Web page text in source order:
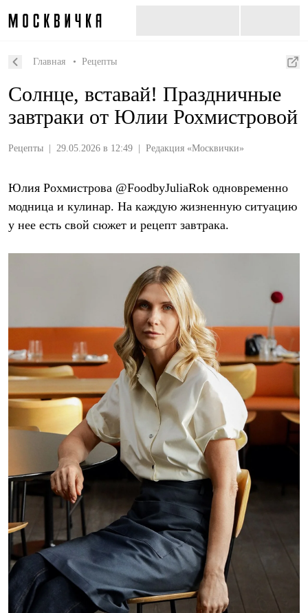
Главная Рецепты
Солнце, вставай! Праздничные
завтраки от Юлии Рохмистровой
Рецепты 29.05.2026 в 12:49 Редакция «Москвички»
Юлия Рохмистрова @FoodbyJuliaRok одновременно
модница и кулинар. На каждую жизненную ситуацию
у нее есть свой сюжет и рецепт завтрака.